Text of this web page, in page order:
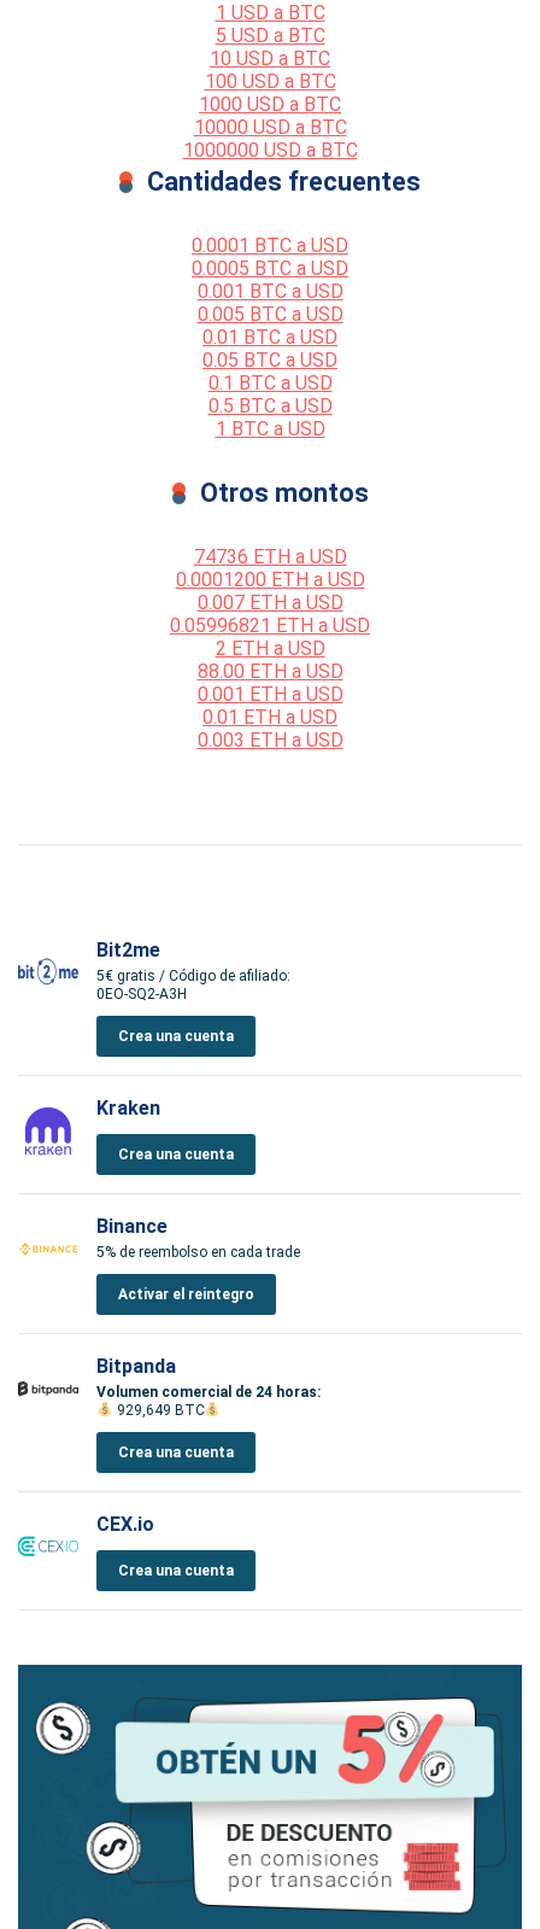
1 USD a BTC
5 USD a BTC
10 USD a BTC
100 USD a BTC
1000 USD a BTC
10000 USD a BTC
1000000 USD a BTC
Cantidades frecuentes
0.0001 BTC a USD
0.0005 BTC a USD
0.001 BTC a USD
0.005 BTC a USD
0.01 BTC a USD
0.05 BTC a USD
0.1 BTC a USD
0.5 BTC a USD
1 BTC a USD
Otros montos
74736 ETH a USD
0.0001200 ETH a USD
0.007 ETH a USD
0.05996821 ETH a USD
2 ETH a USD
88.00 ETH a USD
0.001 ETH a USD
0.01 ETH a USD
0.003 ETH a USD
Bit2me
5€ gratis / Código de afiliado:
0EO-SQ2-A3H
Crea una cuenta
Kraken
Crea una cuenta
Binance
5% de reembolso en cada trade
Activar el reintegro
Bitpanda
Volumen comercial de 24 horas:
929,649 BTC
Crea una cuenta
CEX.io
Crea una cuenta